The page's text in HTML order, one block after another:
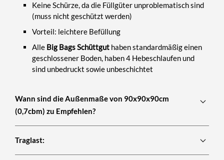
Keine Schürze, da die Füllgüter unproblematisch sind
(muss nicht geschützt werden)
Vorteil: leichtere Befüllung
Alle Big Bags Schüttguthaben standardmäßig einen
geschlossener Boden, haben 4 Hebeschlaufen und
sind unbedruckt sowie unbeschichtet
Wann sind die Außenmaße von 90x90x90cm
(0,7cbm) zu Empfehlen?
Traglast: